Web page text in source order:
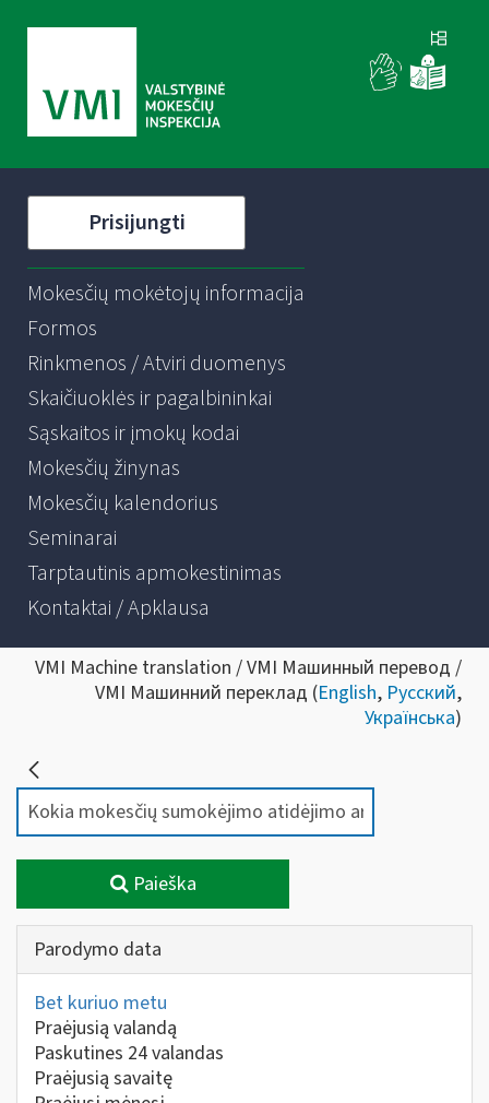
Prisijungti
Mokesčių mokėtojų informacija
Formos
Rinkmenos / Atviri duomenys
Skaičiuoklės ir pagalbininkai
Sąskaitos ir įmokų kodai
Mokesčių žinynas
Mokesčių kalendorius
Seminarai
Tarptautinis apmokestinimas
Kontaktai / Apklausa
VMI Machine translation / VMI Машинный перевод /
VMI Машинний переклад (English, Русский,
Українська)
Paieška
Parodymo data
Bet kuriuo metu
Praėjusią valandą
Paskutines 24 valandas
Praėjusią savaitę